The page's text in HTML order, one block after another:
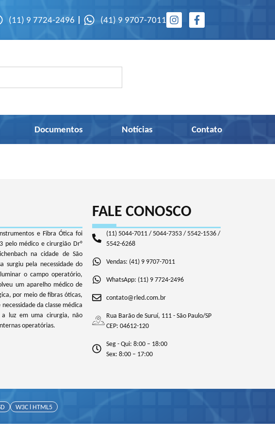
(11) 9 7724-2496 (41) 9 9707-7011
Documentos Notícias Contato
e Fibra Ótica foi
pelo médico e cirurgião Dr°
na cidade de São
surgiu pela necessidade do
o campo operatório,
um aparelho médico de
por meio de fibras óticas,
da classe médica
a luz em uma cirurgia, não
operatórias.
FALE CONOSCO
(11) 5044-7011 / 5044-7353 / 5542-1536 /
5542-6268
Vendas: (41) 9 9707-7011
WhatsApp: (11) 9 7724-2496
contato@rled.com.br
Rua Barão de Suruí, 111 - São Paulo/SP
CEP: 04612-120
Seg - Qui: 8:00 – 18:00
Sex: 8:00 – 17:00
W3C l HTML5